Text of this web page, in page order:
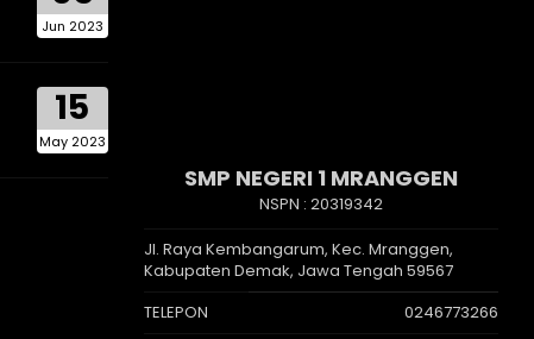
Jun 2023
15
May 2023
SMP NEGERI 1 MRANGGEN
NSPN : 20319342
Jl. Raya Kembangarum, Kec. Mranggen,
Kabupaten Demak, Jawa Tengah 59567
TELEPON
0246773266